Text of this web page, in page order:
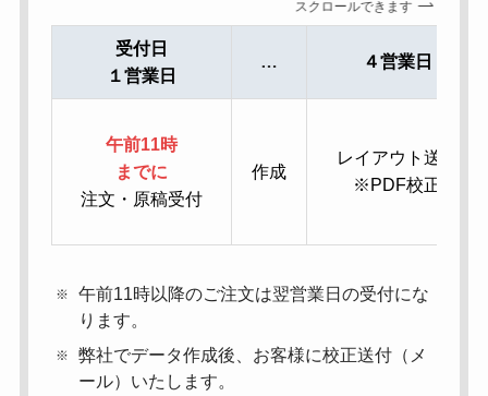
スクロールできます
受付日
１営業日
… ４営業日
午前11時
までに
注文・原稿受付
作成
レイアウト送付
※PDF校正
午前11時以降のご注文は翌営業日の受付にな
ります。
弊社でデータ作成後、お客様に校正送付（メ
ール）いたします。